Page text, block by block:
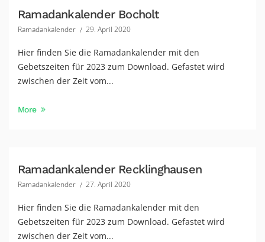
Ramadankalender Bocholt
Ramadankalender 29. April 2020
Hier finden Sie die Ramadankalender mit den
Gebetszeiten für 2023 zum Download. Gefastet wird
zwischen der Zeit vom...
More
Ramadankalender Recklinghausen
Ramadankalender 27. April 2020
Hier finden Sie die Ramadankalender mit den
Gebetszeiten für 2023 zum Download. Gefastet wird
zwischen der Zeit vom...